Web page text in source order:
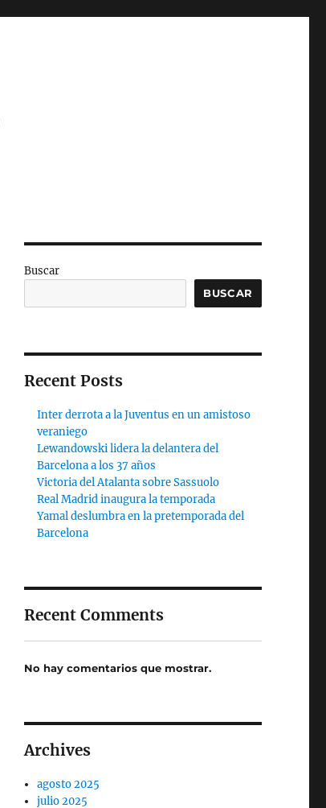
Buscar
BUSCAR
Recent Posts
Inter derrota a la Juventus en un amistoso
veraniego
Lewandowski lidera la delantera del
Barcelona a los 37 años
Victoria del Atalanta sobre Sassuolo
Real Madrid inaugura la temporada
Yamal deslumbra en la pretemporada del
Barcelona
Recent Comments
No hay comentarios que mostrar.
Archives
agosto 2025
julio 2025